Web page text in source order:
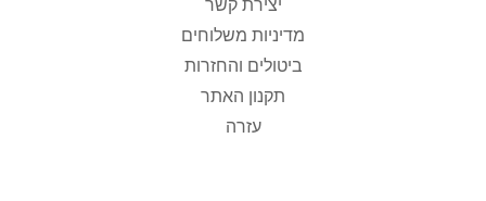
יצירת קשר
מדיניות משלוחים
ביטולים והחזרות
תקנון האתר
עזרה